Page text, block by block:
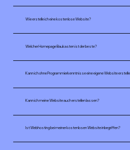
Wie erstelle ich eine kostenlose Website?
Welcher Homepage Baukasten ist der beste?
Kann ich ohne Programmierkenntnisse eine eigene Website
Kann ich meine Website auch erstellen lassen?
Ist Webhosting bei meiner kostenlosen Website inbegriffen?